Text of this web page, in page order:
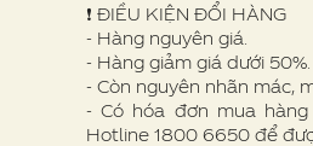
❗ ️ĐIỀU KIỆN ĐỔI HÀNG
- Hàng nguyên giá.
- Hàng giảm giá dưới 50%.
- Còn nguyên nhãn mác,
- Có hóa đơn mua
Hotline 1800 6650 để